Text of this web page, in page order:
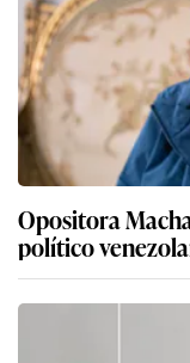
Opositora
político